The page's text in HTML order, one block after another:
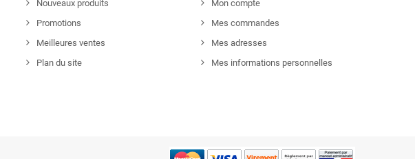
Nouveaux produits
Promotions
Meilleures ventes
Plan du site
Mon compte
Mes commandes
Mes adresses
Mes informations personnelles